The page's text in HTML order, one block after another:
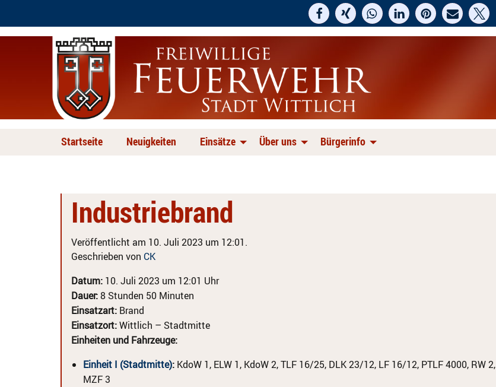
Startseite Neuigkeiten Einsätze Über uns Bürgerinfo
Industriebrand
Veröffentlicht am 10. Juli 2023 um 12:01.
Geschrieben von CK
Datum: 10. Juli 2023 um 12:01 Uhr
Dauer:8 Stunden 50 Minuten
Einsatzart: Brand
Einsatzort:Wittlich – Stadtmitte
Einheiten und Fahrzeuge:
Einheit I (Stadtmitte): KdoW 1, ELW 1, KdoW 2, TLF 16/25, DLK 23/12, LF 16/12, PTLF 4000, RW 2,
MZF 3